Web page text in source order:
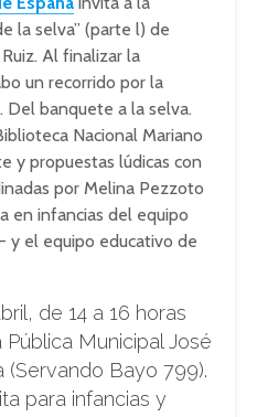
la selva” (parte l) de
Al finalizar la
un recorrido por la
Del banquete a la selva.
Nacional Mariano
y propuestas lúdicas con
por Melina Pezzoto
en infancias del equipo
y el equipo educativo de
de 14 a 16 horas
Municipal José
(Servando Bayo 799).
para infancias y